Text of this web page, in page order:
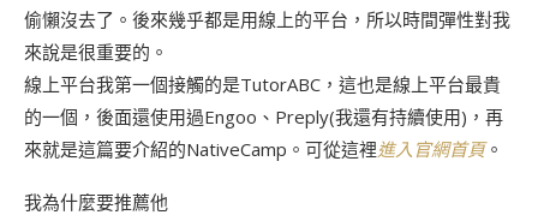
偷懶沒去了。後來幾乎都是用線上的平台，所以時間彈性對我
來說是很重要的。
線上平台我第一個接觸的是TutorABC，這也是線上平台最貴
的一個，後面還使用過Engoo、Preply(我還有持續使用)，再
來就是這篇要介紹的NativeCamp。可從這裡進入官網首頁。
我為什麼要推薦他